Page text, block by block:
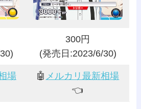
300円
(発売日:2023/6/30)
場
🤖 メルカリ最新相場
👈️